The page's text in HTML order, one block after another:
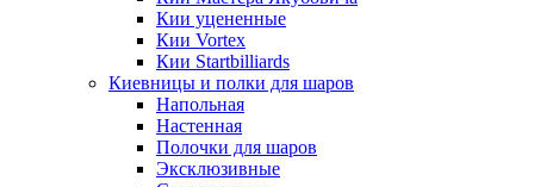
Кии уцененные
Кии Vortex
Кии Startbilliards
Киевницы и полки для шаров
Напольная
Настенная
Полочки для шаров
Эксклюзивные